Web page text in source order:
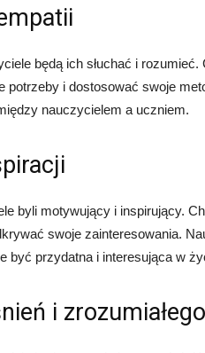
będą ich słuchać i
potrzeby i dostosować swoje
nauczycielem a uczniem.
byli motywujący i inspirujący.
swoje zainteresowania.
być przydatna i interesująca w
i